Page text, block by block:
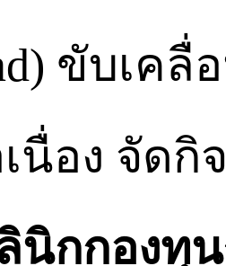
ขับเค
นื่อง จัดกิ
นิกกองทุ